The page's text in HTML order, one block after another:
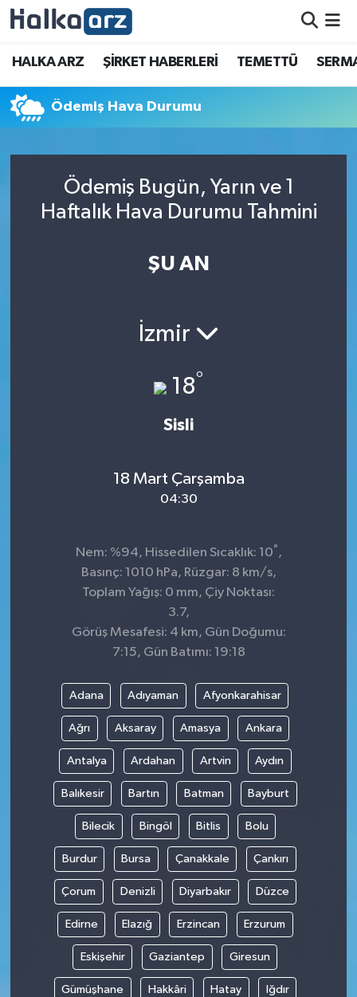
HALKA ARZ ŞİRKET HABERLERİ TEMETTÜ
Ödemiş Hava Durumu
Ödemiş Bugün, Yarın ve 1
Haftalık Hava Durumu Tahmini
ŞU AN
İzmir
18°
Sisli
18 Mart Çarşamba
04:30
Nem: %94, Hissedilen Sıcaklık: 10°,
Basınç: 1010 hPa, Rüzgar: 8 km/s,
Toplam Yağış: 0 mm, Çiy Noktası:
3.7,
Görüş Mesafesi: 4 km, Gün Doğumu:
7:15, Gün Batımı: 19:18
Adana Adıyaman Afyonkarahisar
Ağrı Aksaray Amasya Ankara
Antalya Ardahan Artvin Aydın
Balıkesir Bartın Batman Bayburt
Bilecik Bingöl Bitlis Bolu
Burdur Bursa Çanakkale Çankırı
Çorum Denizli Diyarbakır Düzce
Edirne Elazığ Erzincan Erzurum
Eskişehir Gaziantep Giresun
Gümüşhane Hakkâri Hatay Iğdır
HALKA ARZ
SERMAYE ARTIRIMI
TEMETTÜ
İletişim